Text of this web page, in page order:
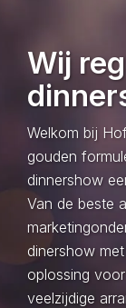
Wij
Welkom bij
gouden
dinnershow
Van de beste
dinershow
oplossing
veelzijdige